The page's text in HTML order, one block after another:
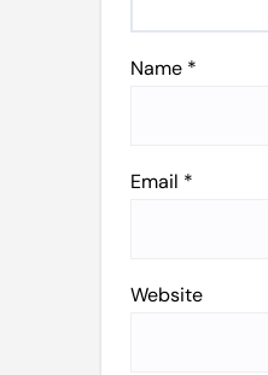
Name *
Email *
Website